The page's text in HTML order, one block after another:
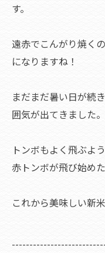
す。
遠赤でこんがり焼く
になりますね！
まだまだ暑い日が続
囲気が出てきました。
トンボもよく飛ぶよ
赤トンボが飛び始め
これから美味しい新